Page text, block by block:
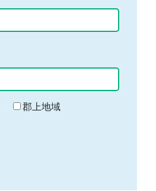
郡上地域